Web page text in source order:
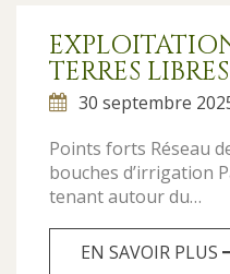
TERRES LIBRES
30 septembre
Points forts Réseau
bouches d’irrigation
tenant autour du…
EN SAVOIR PLUS